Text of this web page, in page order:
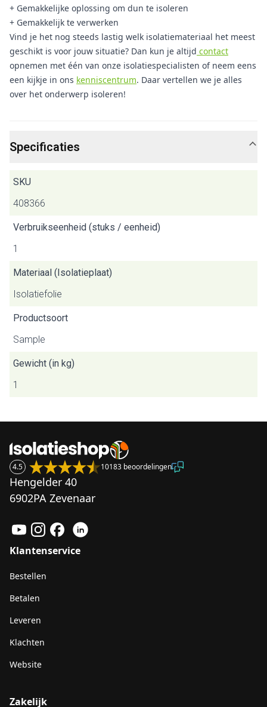
+ Gemakkelijke oplossing om dun te isoleren
+ Gemakkelijk te verwerken
Vind je het nog steeds lastig welk isolatiemateriaal het meest
geschikt is voor jouw situatie? Dan kun je altijd contact
opnemen met één van onze isolatiespecialisten of neem eens
een kijkje in ons kenniscentrum. Daar vertellen we je alles
over het onderwerp isoleren!
Specificaties
SKU
408366
Verbruikseenheid (stuks / eenheid)
1
Materiaal (Isolatieplaat)
Isolatiefolie
Productsoort
Sample
Gewicht (in kg)
1
4.5 10183 beoordelingen
Hengelder 40
6902PA Zevenaar
Klantenservice
Bestellen
Betalen
Leveren
Klachten
Website
Zakelijk